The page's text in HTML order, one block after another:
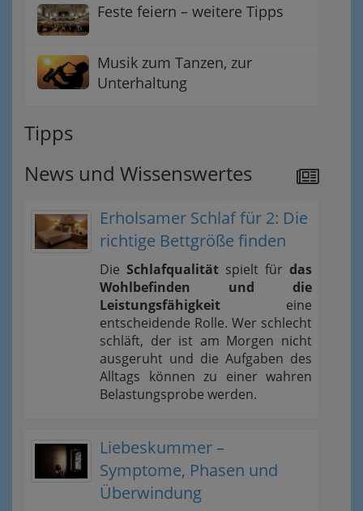
Feste feiern – weitere Tipps
Musik zum Tanzen, zur
Unterhaltung
Tipps
News und Wissenswertes
Erholsamer Schlaf für 2: Die
richtige Bettgröße finden
Die Schlafqualität spielt für das
Wohlbefinden und die
Leistungsfähigkeit eine
entscheidende Rolle. Wer schlecht
schläft, der ist am Morgen nicht
ausgeruht und die Aufgaben des
Alltags können zu einer wahren
Belastungsprobe werden.
Liebeskummer –
Symptome, Phasen und
Überwindung